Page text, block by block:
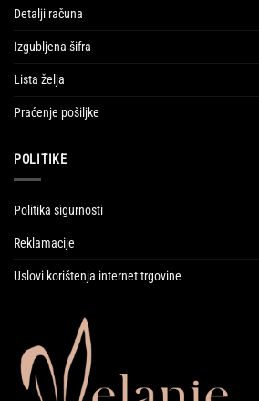
Detalji računa
Izgubljena šifra
Lista želja
Praćenje pošiljke
POLITIKE
Politika sigurnosti
Reklamacije
Uslovi korištenja internet trgovine